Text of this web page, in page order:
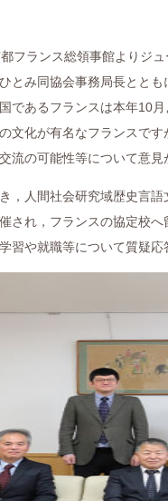
フランス総領事館よりジ
とみ同協会事務局長とと
であるフランスは本年10
文化が有名なフランスで
流の可能性等について意見
，人間社会研究域歴史言
され，フランスの協定校
習や就職等について質疑応